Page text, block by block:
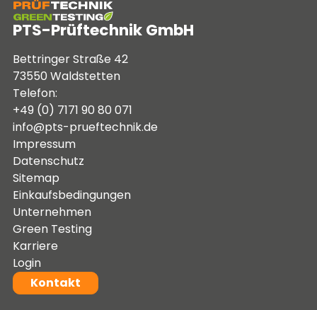
PTS-Prüftechnik GmbH
Bettringer Straße 42
73550 Waldstetten
Telefon:
+49 (0) 7171 90 80 071
info@pts-prueftechnik.de
Impressum
Datenschutz
Sitemap
Einkaufsbedingungen
Unternehmen
Green Testing
Karriere
Login
Kontakt